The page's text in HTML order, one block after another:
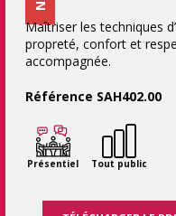
Maîtriser les techniques
propreté, confort et
accompagnée.
Référence SAH402.00
Présentiel Tout public